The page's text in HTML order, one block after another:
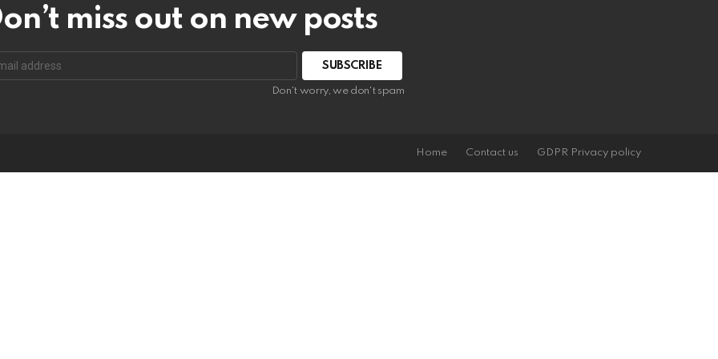
miss out on new posts
Don't worry, we don't spam
Home Contact us GDPR Privacy policy